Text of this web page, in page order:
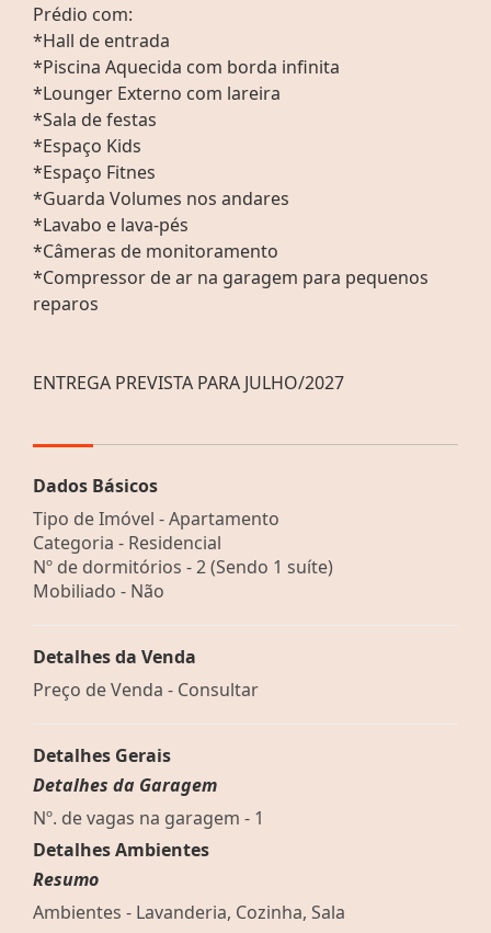
Prédio com:
*Hall de entrada
*Piscina Aquecida com borda infinita
*Lounger Externo com lareira
*Sala de festas
*Espaço Kids
*Espaço Fitnes
*Guarda Volumes nos andares
*Lavabo e lava-pés
*Câmeras de monitoramento
*Compressor de ar na garagem para pequenos
reparos
ENTREGA PREVISTA PARA JULHO/2027
Dados Básicos
Tipo de Imóvel - Apartamento
Categoria - Residencial
Nº de dormitórios - 2 (Sendo 1 suíte)
Mobiliado - Não
Detalhes da Venda
Preço de Venda - Consultar
Detalhes Gerais
Detalhes da Garagem
Nº. de vagas na garagem - 1
Detalhes Ambientes
Resumo
Ambientes - Lavanderia, Cozinha, Sala